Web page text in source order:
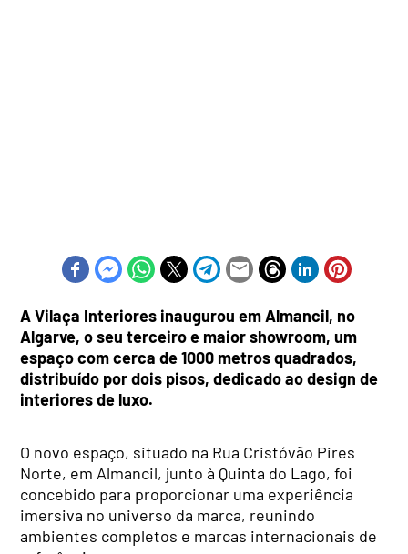
A Vilaça Interiores inaugurou em Almancil, no
Algarve, o seu terceiro e maior showroom, um
espaço com cerca de 1000 metros quadrados,
distribuído por dois pisos, dedicado ao design de
interiores de luxo.
O novo espaço, situado na Rua Cristóvão Pires
Norte, em Almancil, junto à Quinta do Lago, foi
concebido para proporcionar uma experiência
imersiva no universo da marca, reunindo
ambientes completos e marcas internacionais de